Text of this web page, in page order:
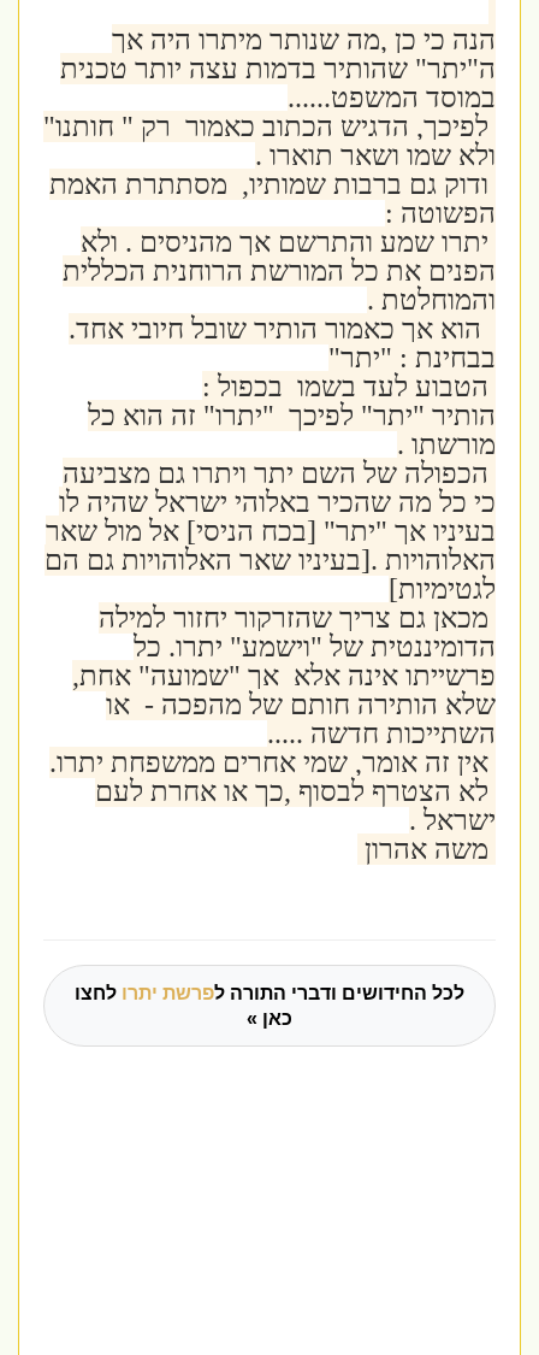
הנה כי כן ,מה שנותר מיתרו היה אך
ה"יתר" שהותיר בדמות עצה יותר טכנית
במוסד המשפט......
לפיכך, הדגיש הכתוב כאמור רק " חותנו"
ולא שמו ושאר תוארו .
ודוק גם ברבות שמותיו, מסתתרת האמת
הפשוטה :
יתרו שמע והתרשם אך מהניסים . ולא
הפנים את כל המורשת הרוחנית הכללית
והמוחלטת .
הוא אך כאמור הותיר שובל חיובי אחד.
בבחינת : "יתר"
הטבוע לעד בשמו בכפול :
הותיר "יתר" לפיכך "יתרו" זה הוא כל
מורשתו .
הכפולה של השם יתר ויתרו גם מצביעה
כי כל מה שהכיר באלוהי ישראל שהיה לו
בעיניו אך "יתר" [בכח הניסי] אל מול שאר
האלוהויות .[בעיניו שאר האלוהויות גם הם
לגטימיות]
מכאן גם צריך שהזרקור יחזור למילה
הדומיננטית של "וישמע" יתרו. כל
פרשייתו אינה אלא אך "שמועה" אחת,
שלא הותירה חותם של מהפכה - או
השתייכות חדשה .....
אין זה אומר, שמי אחרים ממשפחת יתרו.
לא הצטרף לבסוף ,כך או אחרת לעם
ישראל .
משה אהרון
לכל החידושים ודברי התורה לפרשת יתרו לחצו
כאן »